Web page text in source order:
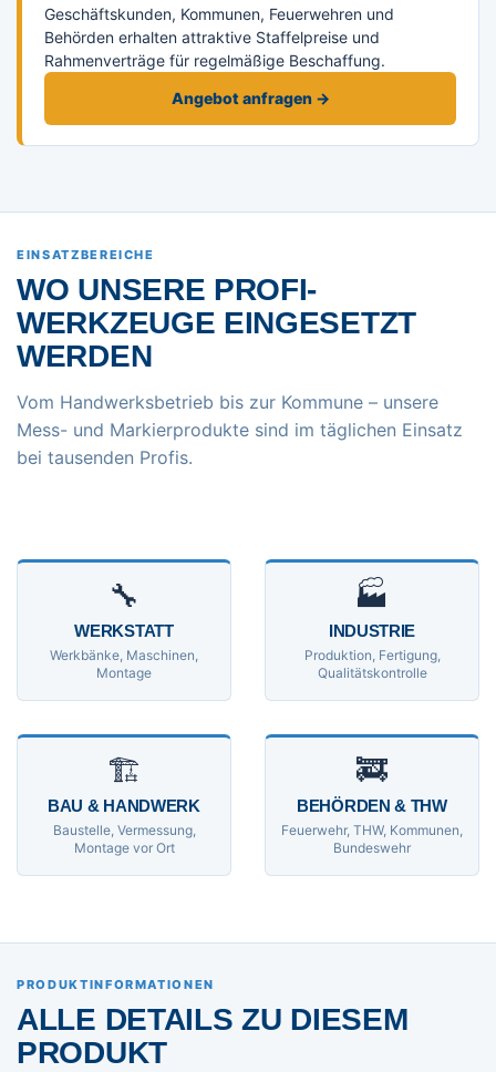
Geschäftskunden, Kommunen, Feuerwehren und
Behörden erhalten attraktive Staffelpreise und
Rahmenverträge für regelmäßige Beschaffung.
Angebot anfragen →
EINSATZBEREICHE
WO UNSERE PROFI-
WERKZEUGE EINGESETZT
WERDEN
Vom Handwerksbetrieb bis zur Kommune – unsere
Mess- und Markierprodukte sind im täglichen Einsatz
bei tausenden Profis.
🔧
WERKSTATT
Werkbänke, Maschinen,
Montage
🏭
INDUSTRIE
Produktion, Fertigung,
Qualitätskontrolle
🏗
BAU & HANDWERK
Baustelle, Vermessung,
Montage vor Ort
🚒
BEHÖRDEN & THW
Feuerwehr, THW, Kommunen,
Bundeswehr
PRODUKTINFORMATIONEN
ALLE DETAILS ZU DIESEM
PRODUKT